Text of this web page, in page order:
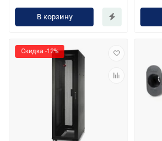
В корзину
Скидка -12%